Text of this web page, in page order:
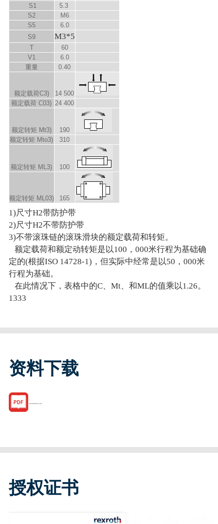
S1
5.3
S2
M6
S5
6.0
S9 M3*5
T
60
V1
6.0
重量
0.40
额定载荷C3)
14 500
额定载荷 C03) 24 400
额定转矩 Mt3)
190
额定转矩 Mto3) 310
额定转矩 M L3) 100
额定转矩 M L03) 165
1)尺寸H2带防护带
2)尺寸H2不带防护带
3)不带滚珠链的滚珠滑块的额定载荷和转矩。
额定载荷和额定动转矩是以100，000米行程为基础确
定的(根据ISO 14728-1)，但实际中经常是以50，000米
行程为基础。
在此情况下，表格中的C、Mt、和ML的值乘以1.26。
1333
资料下载
R169389310.pdf
授权证书